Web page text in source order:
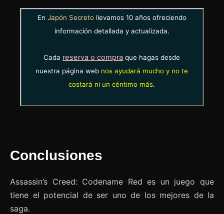
En Japón Secretollevamos 10 años ofreciendo
información detallada y actualizada.
Cada reserva o compra que hagas desde
nuestra página web nos ayudará mucho y no te
costará ni un céntimo más.
Conclusiones
Assassin’s Creed: Codename Red es un juego que
tiene el potencial de ser uno de los mejores de la
saga.